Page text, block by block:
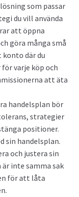
som passar
du vill använda
att öppna
göra många små
där du
varje köp och
att äta
handelsplan bör
strategier
positioner.
sin handelsplan.
och justera sin
inte samma sak
för att låta